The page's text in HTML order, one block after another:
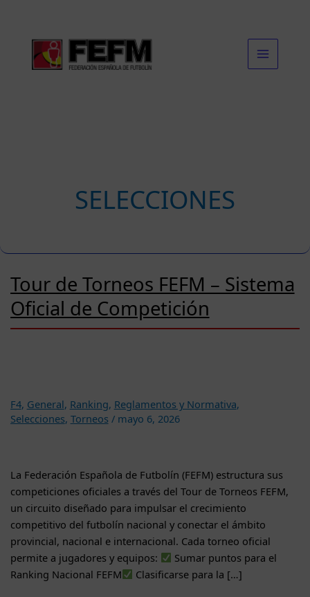
contenido
SELECCIONES
Tour de Torneos FEFM – Sistema
Oficial de Competición
F4, General, Ranking, Reglamentos y Normativa,
Selecciones, Torneos / mayo 6, 2026
La Federación Española de Futbolín (FEFM) estructura sus
competiciones oficiales a través del Tour de Torneos FEFM,
un circuito diseñado para impulsar el crecimiento
competitivo del futbolín nacional y conectar el ámbito
provincial, nacional e internacional. Cada torneo oficial
permite a jugadores y equipos:
Sumar puntos para el
Ranking Nacional FEFM
Clasificarse para la […]